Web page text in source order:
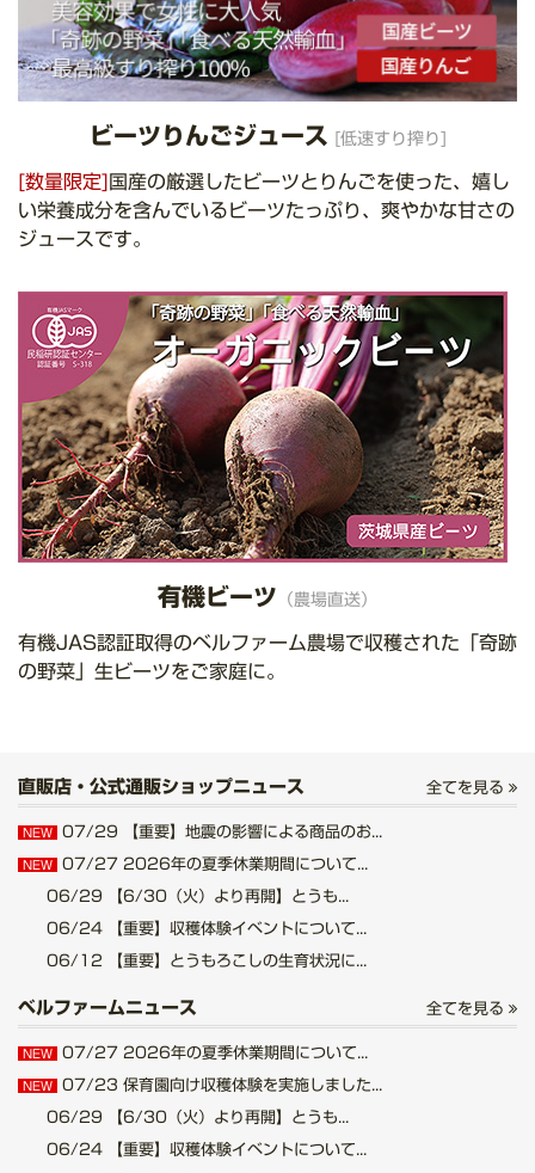
ビーツりんごジュース [低速すり搾り]
[数量限定] 国産の厳選したビーツとりんごを使った、嬉し
い栄養成分を含んでいるビーツたっぷり、爽やかな甘さの
ジュースです。
有機ビーツ （農場直送）
有機JAS認証取得のベルファーム農場で収穫された「奇跡
の野菜」生ビーツをご家庭に。
直販店・公式通販ショップニュース 全てを見る
NEW 07/29 【重要】地震の影響による商品のお...
NEW 07/27 2026年の夏季休業期間について...
06/29 【6/30（火）より再開】とうも...
06/24 【重要】収穫体験イベントについて...
06/12 【重要】とうもろこしの生育状況に...
ベルファームニュース 全てを見る
NEW 07/27 2026年の夏季休業期間について...
NEW 07/23 保育園向け収穫体験を実施しました...
06/29 【6/30（火）より再開】とうも...
06/24 【重要】収穫体験イベントについて...